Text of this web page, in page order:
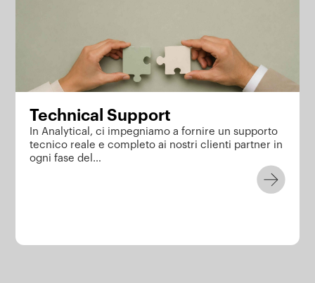
Technical Support
In Analytical, ci impegniamo a fornire un supporto
tecnico reale e completo ai nostri clienti partner in
ogni fase del…